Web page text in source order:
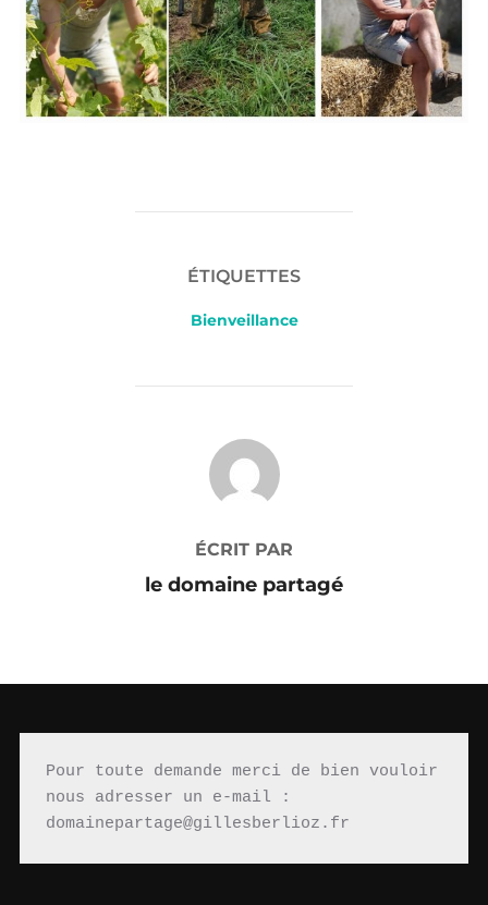
ÉTIQUETTES
Bienveillance
AUTEUR DE LA PUBLICATION
ÉCRIT PAR
le domaine partagé
Pour toute demande merci de bien vouloir
nous adresser un e-mail :
domainepartage@gillesberlioz.fr